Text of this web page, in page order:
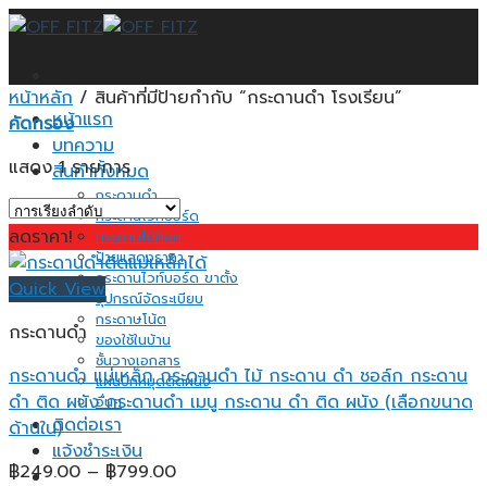
Skip
หน้าแรก
บทความ
สินค้าทั้งหมด
กระดานดำ
กระดานไวท์บอร์ด
กระดานไม้ก็อก
ป้ายแสดงราคา
กระดานไวท์บอร์ด ขาตั้ง
อุปกรณ์จัดระเบียบ
กระดาษโน้ต
ของใช้ในบ้าน
ชั้นวางเอกสาร
แผ่นปักหมุดติดผนัง
อื่นๆ
ติดต่อเรา
แจ้งชำระเงิน
หน้าหลัก / สินค้าที่มีป้ายกำกับ “กระดานดำ โรงเรียน”
คัดกรอง
แสดง 1 รายการ
ลดราคา!
Quick View
กระดานดำ
กระดานดำ แม่เหล็ก กระดานดำ ไม้ กระดาน ดํา ชอล์ก กระดาน
ดำ ติด ผนัง กระดานดำ เมนู กระดาน ดํา ติด ผนัง (เลือกขนาด
ด้านใน)
฿249.00 – ฿799.00Price